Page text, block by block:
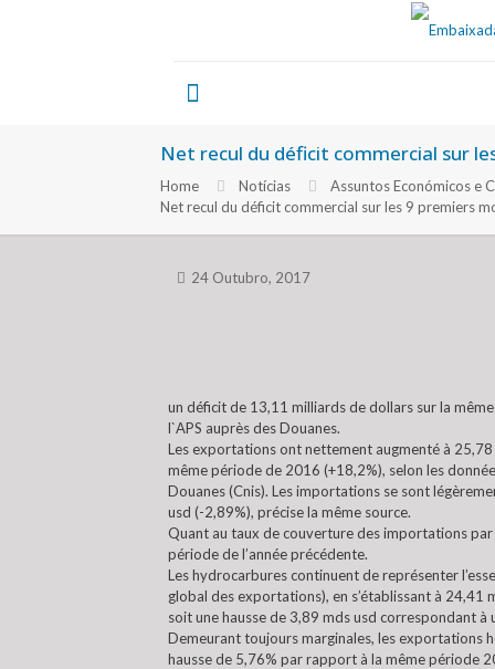
Net recul du déficit commercial sur
Home Notícias
Assuntos Económicos e
Net recul du déficit commercial sur les 9 premiers
24 Outubro, 2017
un déficit de 13,11 milliards de dollars sur la
l`APS auprès des Douanes.
Les exportations ont nettement augmenté à
même période de 2016 (+18,2%), selon les
Douanes (Cnis). Les importations se sont
usd (-2,89%), précise la même source.
Quant au taux de couverture des importations
période de l’année précédente.
Les hydrocarbures continuent de représenter
global des exportations), en s’établissant à
soit une hausse de 3,89 mds usd correspondant
Demeurant toujours marginales, les exportations
hausse de 5,76% par rapport à la même période